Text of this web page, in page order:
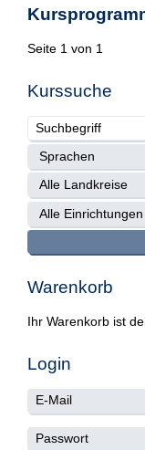
Seite 1 von 1
Kurssuche
Warenkorb
Ihr Warenkorb ist
Login